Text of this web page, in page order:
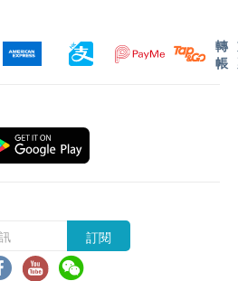
網購health.ESDlife 及 香港仁
定權。
並非作為醫務診斷或治療用
出現任何疾病徵兆時，應立即
生，作出診斷及治療。
有經營或提供本服務/產品。
漏或延誤，或因使用此服務/
損害、受傷或法律訴訟，健康
概不負責。一切有關的索償或
轉
帳
訂閱